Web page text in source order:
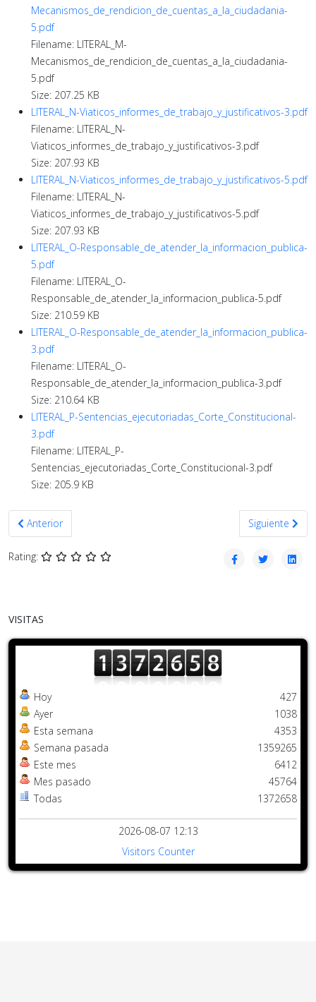
Mecanismos_de_rendicion_de_cuentas_a_la_ciudadania-
5.pdf
Filename: LITERAL_M-
Mecanismos_de_rendicion_de_cuentas_a_la_ciudadania-
5.pdf
Size: 207.25 KB
LITERAL_N-Viaticos_informes_de_trabajo_y_justificativos-3.pdf
Filename: LITERAL_N-
Viaticos_informes_de_trabajo_y_justificativos-3.pdf
Size: 207.93 KB
LITERAL_N-Viaticos_informes_de_trabajo_y_justificativos-5.pdf
Filename: LITERAL_N-
Viaticos_informes_de_trabajo_y_justificativos-5.pdf
Size: 207.93 KB
LITERAL_O-Responsable_de_atender_la_informacion_publica-
5.pdf
Filename: LITERAL_O-
Responsable_de_atender_la_informacion_publica-5.pdf
Size: 210.59 KB
LITERAL_O-Responsable_de_atender_la_informacion_publica-
3.pdf
Filename: LITERAL_O-
Responsable_de_atender_la_informacion_publica-3.pdf
Size: 210.64 KB
LITERAL_P-Sentencias_ejecutoriadas_Corte_Constitucional-
3.pdf
Filename: LITERAL_P-
Sentencias_ejecutoriadas_Corte_Constitucional-3.pdf
Size: 205.9 KB
Artículo anterior: MAYO 2018
Anterior Artículo
Siguiente
Rating:
VISITAS
Hoy
Ayer
Esta semana
Semana pasada
Este mes
Mes pasado
Todas
427
1038
4353
1359265
6412
45764
1372658
2026-08-07 12:13
Visitors Counter